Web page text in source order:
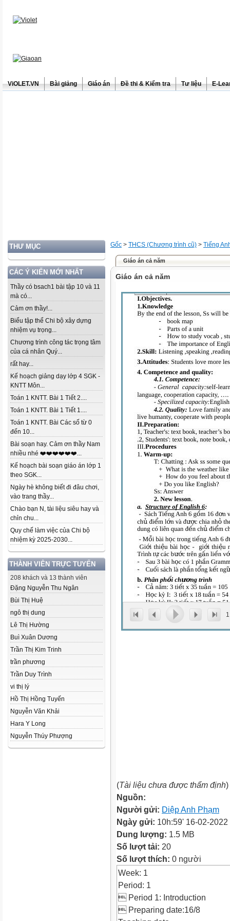
ViOLET.VN Bài giảng Giáo án Đề thi & Kiểm tra Tư liệu E-
THƯ MỤC
CÁC Ý KIẾN MỚI NHẤT
Thầy có bsach1 bài tập 10 và 11
mà có...
Cảm ơn thầy!...
Biểu tập thể Chi bộ xây dựng
nhiệm vụ trọng...
Chương trình công tác trọng tâm
của cá nhân Quý...
rất hay...
Kế hoạch giảng dạy lớp 4 SGK -
KNTT Môn...
Toán 1 KNTT. Bài 1 Tiết 2....
Toán 1 KNTT. Bài 1 Tiết 1....
Toán 1 KNTT. Bài Các số từ 0
đến 10...
Bài soạn hay. Cảm ơn thầy Nam
nhiều nhé ❤️❤️❤️❤️❤️❤️...
Kế hoạch bài soạn giáo án lớp 1
theo SGK...
Ngày hè không biết đi đâu chơi,
vào trang thầy...
Chào bạn N, tài liệu siêu hay và
chỉn chu...
Quy chế làm việc của Chi bộ
nhiệm kỳ 2025-2030...
THÀNH VIÊN TRỰC TUYẾN
208 khách và 13 thành viên
Đặng Nguyễn Thu Ngân
Bùi Thị Huệ
ngô thị dung
Lê Thị Hường
Buì Xuân Dương
Trần Thị Kim Trinh
trần phương
Trần Duy Trình
vi thị lý
Hồ Thị Hồng Tuyến
Nguyễn Văn Khải
Hara Y Long
Nguyễn Thúy Phượng
Gốc > THCS (Chương trình cũ) > Tiếng
Giáo án cả năm
Giáo án cả năm
1
(Tài liệu chưa được thẩm định)
Nguồn:
Người gửi: Diệp Anh Phạm
Ngày gửi: 10h:59' 16-02-2022
Dung lượng: 1.5 MB
Số lượt tải: 20
Số lượt thích: 0 người
Week: 1
Period: 1
 Period 1: Introduction
 Preparing date:16/8